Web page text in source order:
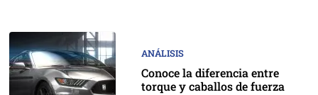
ANÁLISIS
Conoce la diferencia entre
torque y caballos de fuerza